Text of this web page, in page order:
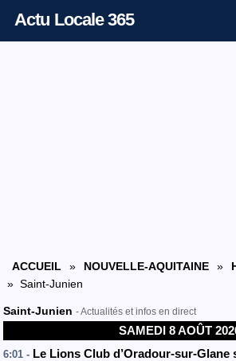
Actu Locale 365
ACCUEIL » NOUVELLE-AQUITAINE »
» Saint-Junien
Saint-Junien - Actualités et infos en direct
SAMEDI 8 AOÛT
6:01 - Le Lions Club d’Oradour-sur-